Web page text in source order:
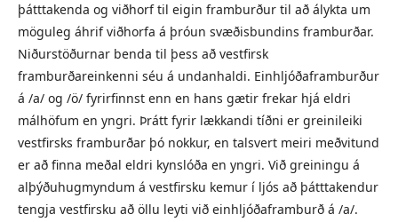
þátttakenda og viðhorf til eigin framburður til að álykta um
möguleg áhrif viðhorfa á þróun svæðisbundins framburðar.
Niðurstöðurnar benda til þess að vestfirsk
framburðareinkenni séu á undanhaldi. Einhljóðaframburður
á /a/ og /ö/ fyrirfinnst enn en hans gætir frekar hjá eldri
málhöfum en yngri. Þrátt fyrir lækkandi tíðni er greinileiki
vestfirsks framburðar þó nokkur, en talsvert meiri meðvitund
er að finna meðal eldri kynslóða en yngri. Við greiningu á
alþýðuhugmyndum á vestfirsku kemur í ljós að þátttakendur
tengja vestfirsku að öllu leyti við einhljóðaframburð á /a/.